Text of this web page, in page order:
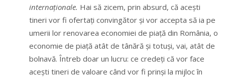
internaționale. Hai să zicem, prin absurd, că acești
tineri vor fi ofertați convingător și vor accepta să ia pe
umerii lor renovarea economiei de piață din România, o
economie de piață atât de tânără și totuși, vai, atât de
bolnavă. Întreb doar un lucru: ce credeți că vor face
acești tineri de valoare când vor fi prinși la mijloc în